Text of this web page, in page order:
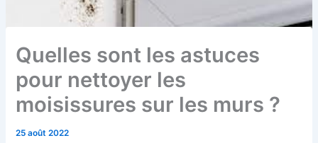
Quelles sont les astuces
pour nettoyer les
moisissures sur les murs ?
25 août 2022